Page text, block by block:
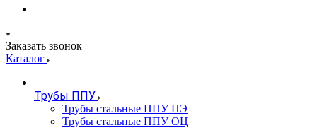
Заказать звонок
Каталог
Трубы ППУ
Трубы стальные ППУ ПЭ
Трубы стальные ППУ ОЦ